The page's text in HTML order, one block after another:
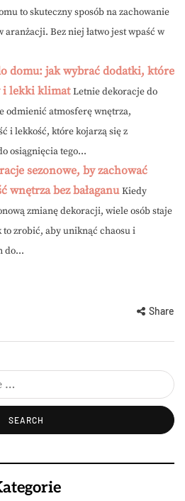
to skuteczny sposób na zachowanie
aranżacji. Bez niej łatwo jest wpaść w
domu: jak wybrać dodatki, które
i lekki klimat Letnie dekoracje do
odmienić atmosferę wnętrza,
i lekkość, które kojarzą się z
osiągnięcia tego...
sezonowe, by zachować
wnętrza bez bałaganu Kiedy
zmianę dekoracji, wiele osób staje
zrobić, aby uniknąć chaosu i
do...
Share